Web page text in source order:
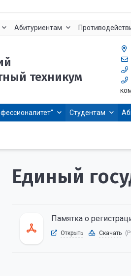
Абитуриентам
техникум
Студентам
Единый
Памятка о
Открыть Скачать